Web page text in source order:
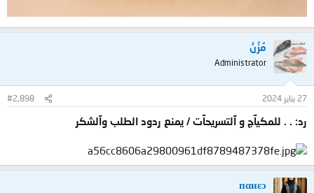
مُزُنْ
Administrator
27 يناير 2024 #2,898
رد: . . للمكيآج و آلتسريحآت / يمنع ردود الطلب وآلشكر
пαнεɔ